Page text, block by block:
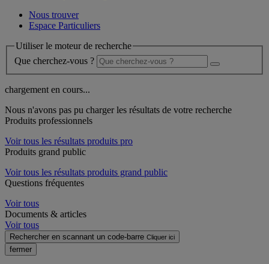
Nous trouver
Espace Particuliers
Utiliser le moteur de recherche
Que cherchez-vous ?
chargement en cours...
Nous n'avons pas pu charger les résultats de votre recherche
Produits professionnels
Voir tous les résultats produits pro
Produits grand public
Voir tous les résultats produits grand public
Questions fréquentes
Voir tous
Documents & articles
Voir tous
Rechercher en scannant un code-barre Cliquer ici
fermer